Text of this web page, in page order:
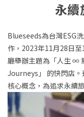
永
Blueseeds為台灣ESG
作，2023年11月28日
廳舉辦主題為「人生 ∞
Journeys」 的快閃店
核心概念，為追求永續